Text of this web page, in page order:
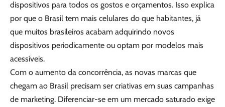
dispositivos para todos os gostos e orçamentos. Isso explica
por que o Brasil tem mais celulares do que habitantes, já
que muitos brasileiros acabam adquirindo novos
dispositivos periodicamente ou optam por modelos mais
acessíveis.
Com o aumento da concorrência, as novas marcas que
chegam ao Brasil precisam ser criativas em suas campanhas
de marketing. Diferenciar-se em um mercado saturado exige